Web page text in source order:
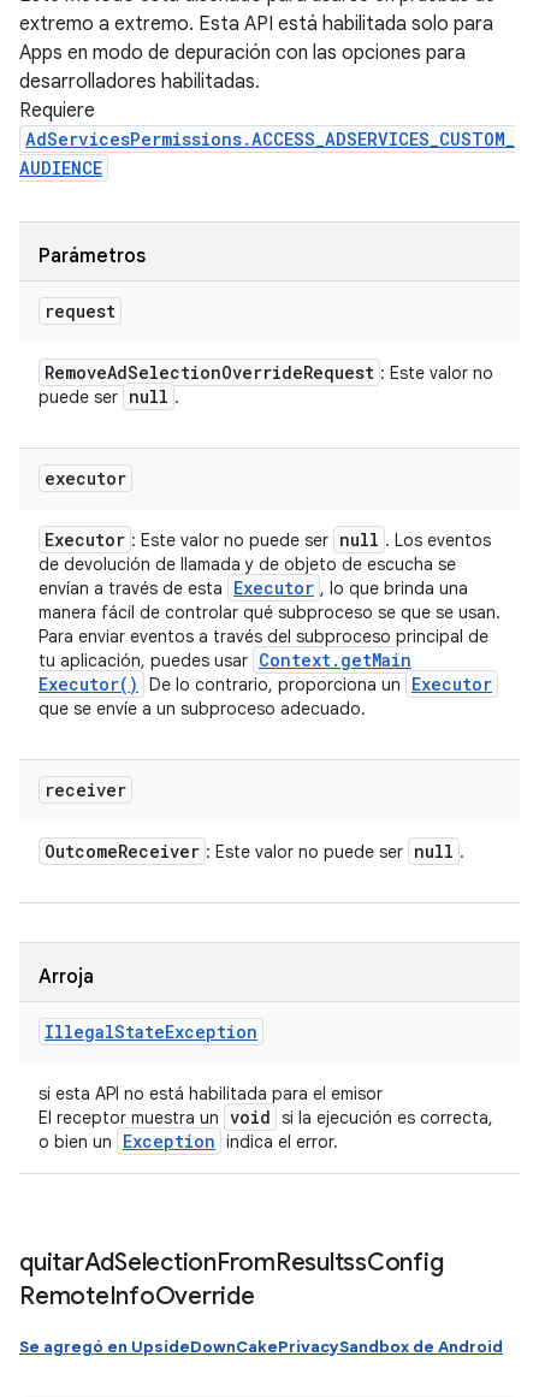
extremo a extremo. Esta API está habilitada solo para
Apps en modo de depuración con las opciones para
desarrolladores habilitadas.
Requiere
AdServicesPermissions.ACCESS_ADSERVICES_CUSTOM_
AUDIENCE
Parámetros
request
RemoveAdSelectionOverrideRequest : Este valor no
puede ser null .
executor
Executor : Este valor no puede ser null . Los eventos
de devolución de llamada y de objeto de escucha se
envían a través de esta
Executor , lo que brinda una
manera fácil de controlar qué subproceso se que se usan.
Para enviar eventos a través del subproceso principal de
tu aplicación, puedes usar Context. getMain
Executor( ) De lo contrario, proporciona un Executor
que se envíe a un subproceso adecuado.
receiver
OutcomeReceiver : Este valor no puede ser null .
Arroja
IllegalStateException
si esta API no está habilitada para el emisor
El receptor muestra un void si la ejecución es correcta,
o bien un
Exception indica el error.
quitarAdSelectionFromResultssConfig
RemoteInfoOverride
Se agregó en UpsideDownCakePrivacySandbox de Android